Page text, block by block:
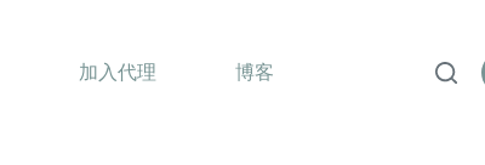
加入代理 博客